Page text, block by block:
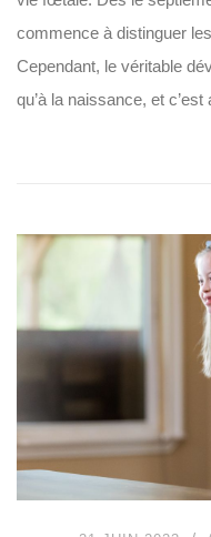
commence à distinguer
Cependant, le véritable
qu’à la naissance, et c’est